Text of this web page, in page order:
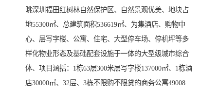
眺深圳福田红树林自然保护区、自然景观优美、地块占
地55300㎡、总建筑面积536619㎡、为集酒店、购物中
心、层写字楼、公寓、住宅、大型停车场、停机坪等多
样化物业形态及基础配套设施于一体的大型级城市综合
体、项目涵括：1栋63层300米层写字楼137000㎡、1栋酒
店30000㎡、32层、3栋不限购不限贷的商务公寓49008